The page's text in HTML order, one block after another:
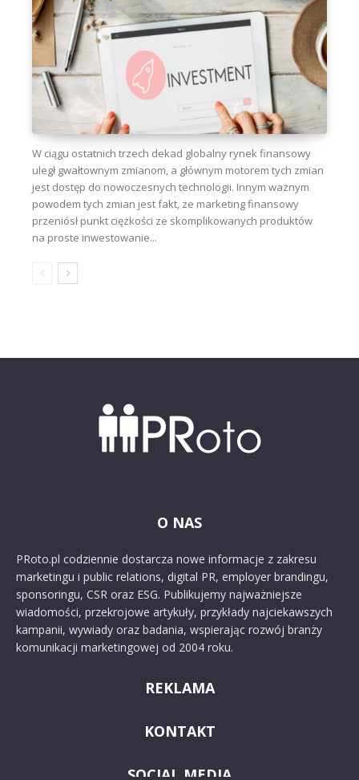
W ciągu ostatnich trzech dekad globalny rynek finansowy
uległ gwałtownym zmianom, a głównym motorem tych zmian
jest dostęp do nowoczesnych technologii. Innym ważnym
powodem tych zmian jest fakt, że marketing finansowy
przeniósł punkt ciężkości ze skomplikowanych produktów
na proste inwestowanie...
O NAS
PRoto.pl codziennie dostarcza nowe informacje z zakresu
marketingu i public relations, digital PR, employer brandingu,
sponsoringu, CSR oraz ESG. Publikujemy najważniejsze
wiadomości, przekrojowe artykuły, przykłady najciekawszych
kampanii, wywiady oraz badania, wspierając rozwój branży
komunikacji marketingowej od 2004 roku.
REKLAMA
KONTAKT
SOCIAL MEDIA